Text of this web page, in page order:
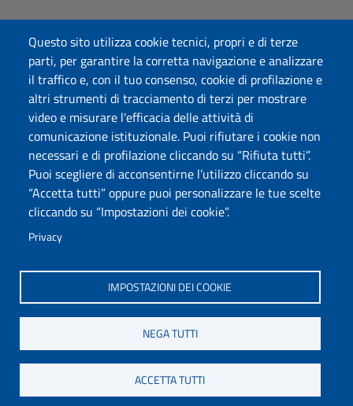
Questo sito utilizza cookie tecnici, propri e di terze
parti, per garantire la corretta navigazione e analizzare
il traffico e, con il tuo consenso, cookie di profilazione e
altri strumenti di tracciamento di terzi per mostrare
video e misurare l'efficacia delle attività di
comunicazione istituzionale. Puoi rifiutare i cookie non
necessari e di profilazione cliccando su “Rifiuta tutti”.
Puoi scegliere di acconsentirne l’utilizzo cliccando su
“Accetta tutti” oppure puoi personalizzare le tue scelte
cliccando su “Impostazioni dei cookie”.
Privacy
IMPOSTAZIONI DEI COOKIE
NEGA TUTTI
ACCETTA TUTTI
Università degli Studi di Sassari
Struttura di Raccordo
Facoltà di Medicina e Chirurgia
Viale San Pietro 43/B, 07100 Sassari
Fax 079 228213
www.uniss.it
Dichiarazione di accessibilità
Posta elettronica @uniss.it
Protocollo
Seguici su